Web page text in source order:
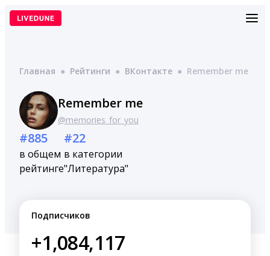
Перейти
Главная ● Рейтинги ● ВКонтакте ● Remember me
Remember me
@memories_for_you
#885
в общем
рейтинге
#22
в категории
"Литература"
Подписчиков
+1,084,117